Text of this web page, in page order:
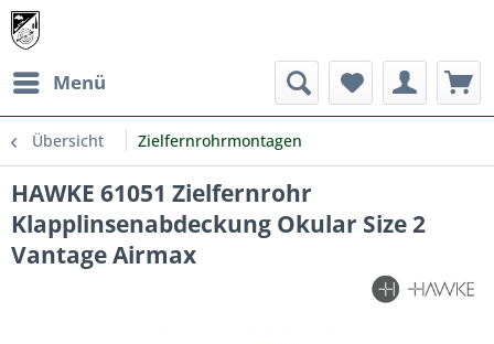
Menü
Übersicht Zielfernrohrmontagen
HAWKE 61051 Zielfernrohr
Klapplinsenabdeckung Okular Size 2
Vantage Airmax